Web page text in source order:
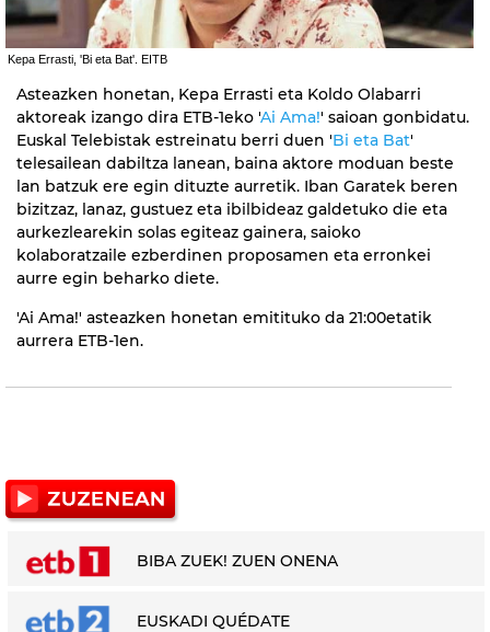
Kepa Errasti, 'Bi eta Bat'. EITB
Asteazken honetan, Kepa Errasti eta Koldo Olabarri
aktoreak izango dira ETB-1eko 'Ai Ama!' saioan gonbidatu.
Euskal Telebistak estreinatu berri duen 'Bi eta Bat'
telesailean dabiltza lanean, baina aktore moduan beste
lan batzuk ere egin dituzte aurretik. Iban Garatek beren
bizitzaz, lanaz, gustuez eta ibilbideaz galdetuko die eta
aurkezlearekin solas egiteaz gainera, saioko
kolaboratzaile ezberdinen proposamen eta erronkei
aurre egin beharko diete.
'Ai Ama!' asteazken honetan emitituko da 21:00etatik
aurrera ETB-1en.
BIBA ZUEK! ZUEN ONENA
EUSKADI QUÉDATE